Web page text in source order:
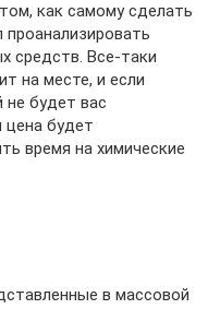
как самому сделать
средств. Все-таки
на месте, и если
не будет вас
цена будет
время на химические
в массовой